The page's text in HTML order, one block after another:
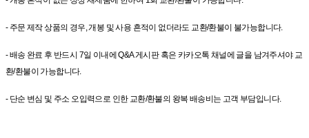
- 주문 제작 상품의 경우, 개봉 및 사용 흔적이 없더라도 교환/환불이 불가능합니다.
- 배송 완료 후 반드시 7일 이내에 Q&A 게시판 혹은 카카오톡 채널에 글을 남겨주셔야 교
환/환불이 가능합니다.
- 단순 변심 및 주소 오입력으로 인한 교환/환불의 왕복 배송비는 고객 부담입니다.